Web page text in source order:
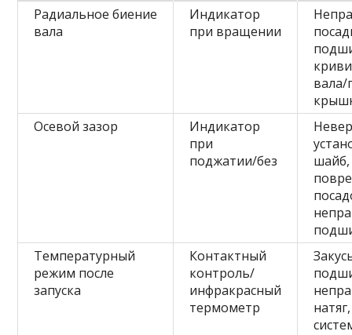
Радиальное биение
вала
Индикатор
при вращении
вала/
Осевой зазор
Индикатор
при
поджатии/без
шайб,
Температурный
режим после
запуска
Контактный
контроль/
инфракрасный
термометр